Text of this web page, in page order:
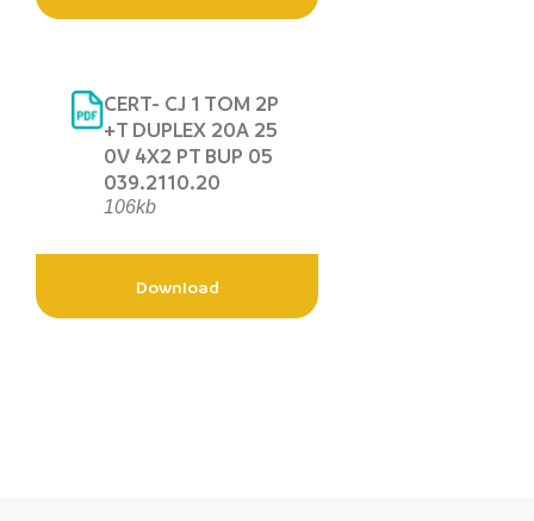
CERT- CJ 1 TOM 2P
+T DUPLEX 20A 25
0V 4X2 PT BUP 05
039.2110.20
106kb
Download